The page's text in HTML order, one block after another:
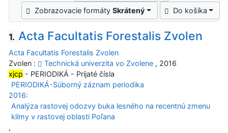
Zobrazovacie formátySkrátený Do košíka
1. Acta Facultatis Forestalis Zvolen
Acta Facultatis Forestalis Zvolen
Zvolen :
Technická univerzita vo Zvolene , 2016
xjcp - PERIODIKÁ - Prijaté čísla
PERIODIKÁ-Súborný záznam periodika
2016:
Analýza rastovej odozvy buka lesného na recentnú zmenu
klímy v rastovej oblasti Poľana
,